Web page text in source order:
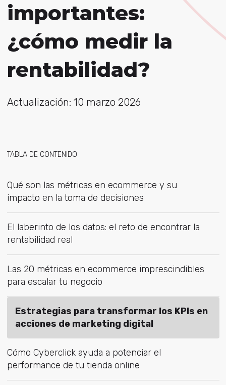
importantes:
¿cómo medir la
rentabilidad?
Actualización: 10 marzo 2026
TABLA DE CONTENIDO
Qué son las métricas en ecommerce y su
impacto en la toma de decisiones
El laberinto de los datos: el reto de encontrar la
rentabilidad real
Las 20 métricas en ecommerce imprescindibles
para escalar tu negocio
Estrategias para transformar los KPIs en
acciones de marketing digital
Cómo Cyberclick ayuda a potenciar el
performance de tu tienda online